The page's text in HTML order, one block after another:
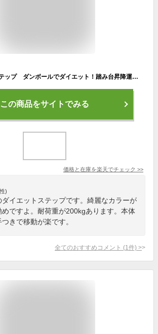
New ダイエットステップ ダンボールでダイエット！踏み台昇降運動。手軽にスローステップ運動できます 自宅トレ 家トレ
この商品をサイトでみる
価格と在庫を楽天でチェック >>
)
ダイエットステップです。綺麗なカラーが
ですよ。耐荷重が200kgあります。本体
きで移動が楽です。
全てのおすすめコメント (1 件) >